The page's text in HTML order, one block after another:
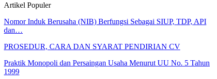
Artikel Populer
Nomor Induk Berusaha (NIB) Berfungsi Sebagai SIUP, TDP, API
dan…
PROSEDUR, CARA DAN SYARAT PENDIRIAN CV
Praktik Monopoli dan Persaingan Usaha Menurut UU No. 5 Tahun
1999